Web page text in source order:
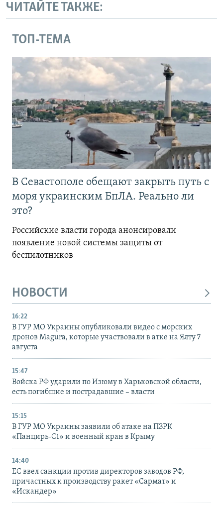
ЧИТАЙТЕ ТАКЖЕ:
ТОП-ТЕМА
В Севастополе обещают закрыть путь с
моря украинским БпЛА. Реально ли
это?
Российские власти города анонсировали
появление новой системы защиты от
беспилотников
НОВОСТИ
16:22
В ГУР МО Украины опубликовали видео с морских
дронов Magura, которые участвовали в атке на Ялту 7
августа
15:47
Войска РФ ударили по Изюму в Харьковской области,
есть погибшие и пострадавшие – власти
15:15
В ГУР МО Украины заявили об атаке на ПЗРК
«Панцирь-С1» и военный кран в Крыму
14:40
ЕС ввел санкции против директоров заводов РФ,
причастных к производству ракет «Сармат» и
«Искандер»